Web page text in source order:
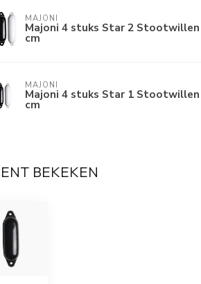
MAJONI
Majoni 4 stuks Star 2 Stootwillen
cm
MAJONI
Majoni 4 stuks Star 1 Stootwillen
cm
BEKEKEN